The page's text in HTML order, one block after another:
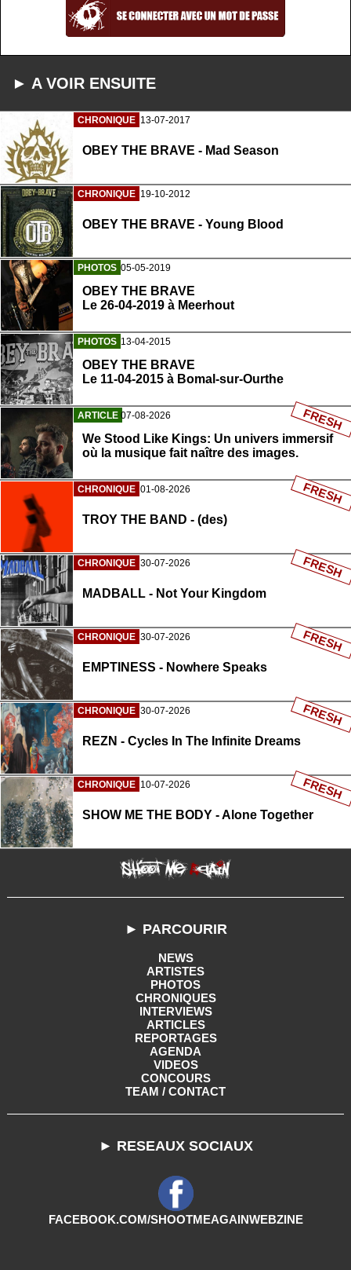
► A VOIR ENSUITE
CHRONIQUE 13-07-2017
OBEY THE BRAVE - Mad Season
CHRONIQUE 19-10-2012
OBEY THE BRAVE - Young Blood
PHOTOS 05-05-2019
OBEY THE BRAVE
Le 26-04-2019 à Meerhout
PHOTOS 13-04-2015
OBEY THE BRAVE
Le 11-04-2015 à Bomal-sur-Ourthe
ARTICLE 07-08-2026
We Stood Like Kings: Un univers immersif
où la musique fait naître des images.
FRESH
CHRONIQUE 01-08-2026
TROY THE BAND - (des)
FRESH
CHRONIQUE 30-07-2026
MADBALL - Not Your Kingdom
FRESH
CHRONIQUE 30-07-2026
EMPTINESS - Nowhere Speaks
FRESH
CHRONIQUE 30-07-2026
REZN - Cycles In The Infinite Dreams
FRESH
CHRONIQUE 10-07-2026
SHOW ME THE BODY - Alone Together
FRESH
► PARCOURIR
NEWS
ARTISTES
PHOTOS
CHRONIQUES
INTERVIEWS
ARTICLES
REPORTAGES
AGENDA
VIDEOS
CONCOURS
TEAM / CONTACT
► RESEAUX SOCIAUX
FACEBOOK.COM/SHOOTMEAGAINWEBZINE